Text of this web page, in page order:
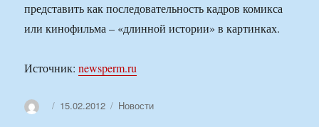
представить как последовательность кадров комикса
или кинофильма – «длинной истории» в картинках.
Источник:newsperm.ru
АвторОпубликовано
15.02.2012 Рубрики
Новости